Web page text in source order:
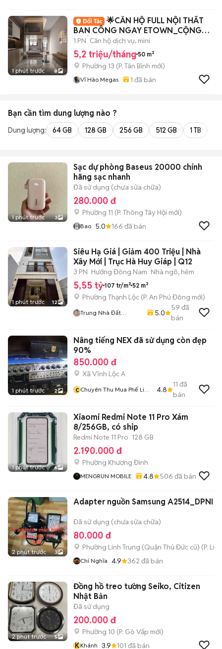
1 phút trước 8
🌟CĂN HỘ FULL NỘI THẤT
BAN CÔNG NGAY ETOWN_CỘNG
HOÀ
1 PN Căn hộ dịch vụ, mini
5,2 triệu/tháng 50 m²
Phường 13 (P. Tân Bình mới)
Vĩ Hào Megas 1 đã bán
Bạn cần tìm dung lượng nào ?
Dung lượng: 64 GB 128 GB 256 GB 512 GB 1 TB
1 phút trước 3
Sạc dự phòng Baseus 20000 chính
hãng sạc nhanh
Đã sử dụng (chưa sửa chữa)
280.000 đ
Phường 11 (P. Thông Tây Hội mới)
Bao 5.0 166 đã bán
1 phút trước 12
Siêu Hạ Giá | Giảm 400 Triệu | Nhà
Xây Mới | Trục Hà Huy Giáp | Q12
3 PN Hướng Đông Nam Nhà ngõ, hẻm
5,55 tỷ 107 tr/m² 52 m²
Phường Thạnh Lộc (P. An Phú Đông mới)
Trung Nhà Đất
5.0
59 đã
bán
1 phút trước 2
Nâng tiếng NEX đã sử dụng còn đẹp
90%
850.000 đ
Xã Vĩnh Lộc A
c Chuyên Thu Mua Phế Liệu
4.8
11 đã
bán
1 phút trước 6
Xiaomi Redmi Note 11 Pro Xám
8/256GB, có ship
Redmi Note 11 Pro 128 GB
2.190.000 đ
Phường Khương Đình
MENGRUN MOBILE 4.8 506 đã bán
2 phút trước 3
Adapter nguồn Samsung A2514_DPNI
Đã sử dụng (chưa sửa chữa)
80.000 đ
Phường Linh Trung (Quận Thủ Đức cũ) (P.
Chí Nghĩa 4.9 362 đã bán
2 phút trước 5
Đồng hồ treo tường Seiko, Citizen
Nhật Bản
Đã sử dụng
200.000 đ
Phường 10 (P. Gò Vấp mới)
KKhánh 3.9 101 đã bán